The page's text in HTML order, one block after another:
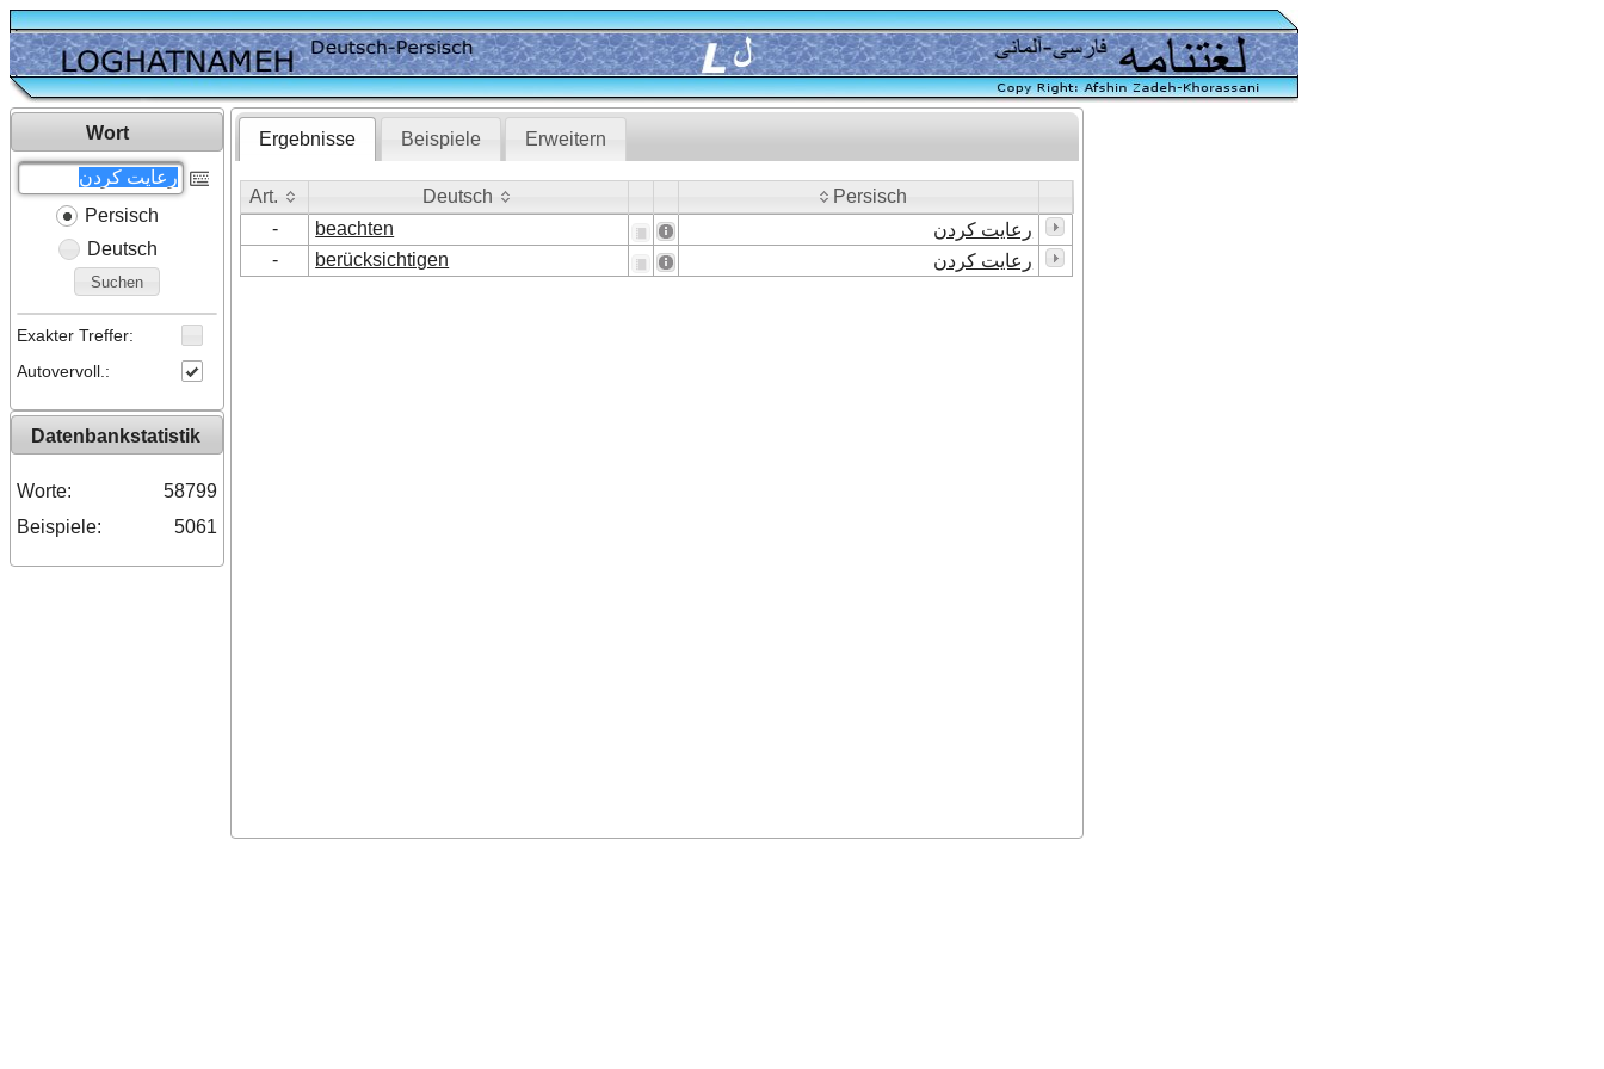
Wort
Persisch
Deutsch
Suchen
Exakter Treffer:
Autovervoll.:
Datenbankstatistik
Worte:
58799
Beispiele:
5061
Ergebnisse Beispiele Erweitern
Art. Deutsch
Persisch
- beachten
رعایت کردن
-
berücksichtigen رعایت کردن